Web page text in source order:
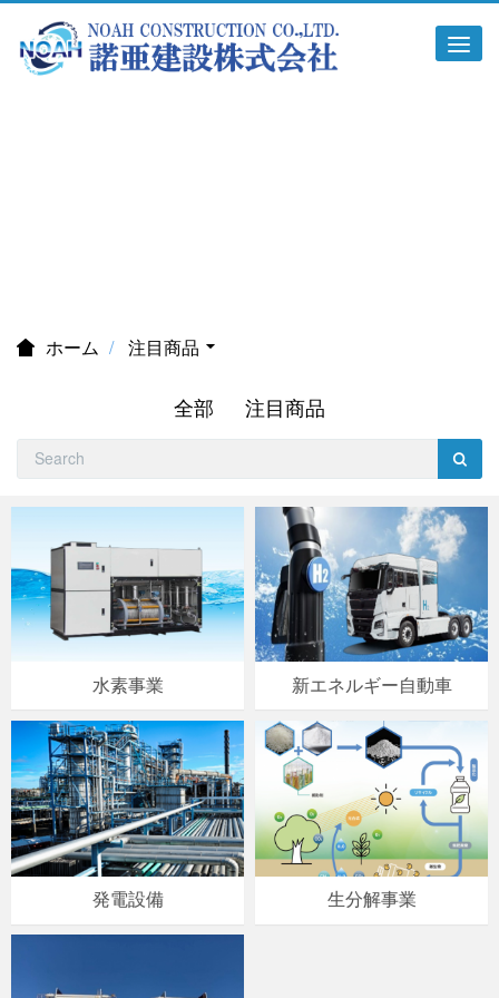
ホーム 注目商品
全部 注目商品
水素事業 新エネルギー自動車
発電設備 生分解事業